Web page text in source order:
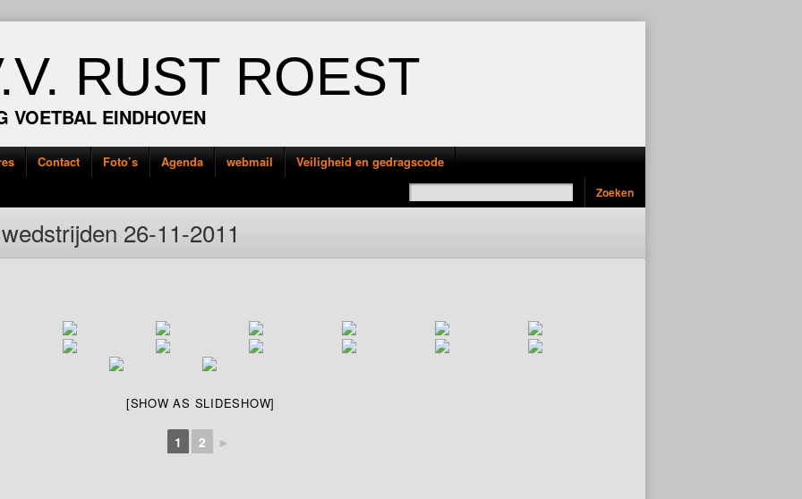
RUST ROEST
VOETBAL EINDHOVEN
Contact Foto’s Agenda webmail Veiligheid en gedragscode
26-11-2011
[SHOW AS SLIDESHOW]
1 2 ►